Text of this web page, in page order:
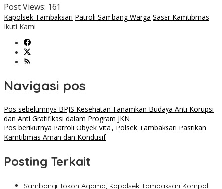
Post Views: 161
Kapolsek Tambaksari Patroli Sambang Warga Sasar Kamtibmas
Ikuti Kami
Navigasi pos
Pos sebelumnya BPJS Kesehatan Tanamkan Budaya Anti Korupsi
dan Anti Gratifikasi dalam Program JKN
Pos berikutnya Patroli Obyek Vital, Polsek Tambaksari Pastikan
Kamtibmas Aman dan Kondusif
Posting Terkait
Sambangi Tokoh Agama, Kapolsek Tambaksari Kompol